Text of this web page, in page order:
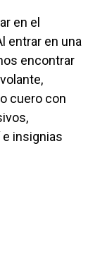
en el
entrar en una
encontrar
cuero con
insignias